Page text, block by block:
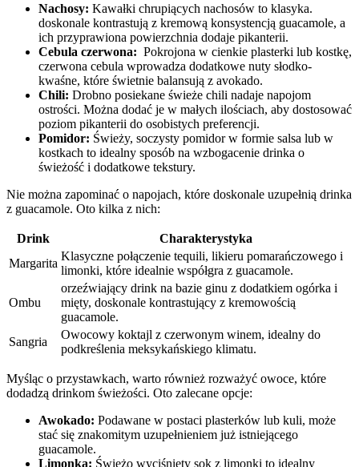
Nachosy: ⁤Kawałki ​chrupiących nachosów to⁤ klasyka.
doskonale⁢ kontrastują z kremową konsystencją‌ guacamole,⁤ a⁢
ich przyprawiona powierzchnia dodaje pikanterii.
Cebula ⁢czerwona: ⁢ Pokrojona w cienkie plasterki ⁤lub⁤ kostkę,
czerwona cebula wprowadza dodatkowe nuty słodko-
kwaśne, które świetnie balansują ‍z avokado.
Chili: Drobno⁢ posiekane ‍świeże chili nadaje napojom
ostrości. ‌Można dodać je w małych ilościach, aby ⁢dostosować
poziom pikanterii do osobistych ‌preferencji.
Pomidor: Świeży, soczysty pomidor w ‌formie⁤ salsa ⁤lub w
kostkach to idealny sposób na wzbogacenie‍ drinka o
świeżość i dodatkowe tekstury.
Nie można⁢ zapominać o​ napojach,‌ które doskonale uzupełnią drinka
z guacamole. Oto ‌kilka z⁤ nich:
Drink
Charakterystyka
Margarita
Klasyczne⁢ połączenie tequili, likieru pomarańczowego⁢ i
limonki, ​które ⁢idealnie współgra z guacamole.
Ombu
orzeźwiający‍ drink na bazie ginu ‌z ​dodatkiem ogórka i
mięty, doskonale⁤ kontrastujący z kremowością
guacamole.
Sangria
Owocowy⁣ koktajl z czerwonym winem, ‌idealny⁢ do
podkreślenia meksykańskiego klimatu.
Myśląc o przystawkach, warto również‍ rozważyć owoce, które
dodadzą ⁣drinkom ‌świeżości. ⁢Oto zalecane opcje:
Awokado: Podawane w postaci ⁤plasterków lub kuli,‍ może
stać się ⁢znakomitym uzupełnieniem już istniejącego
guacamole.
Limonka: Świeżo wyciśnięty sok z limonki⁢ to‍ idealny